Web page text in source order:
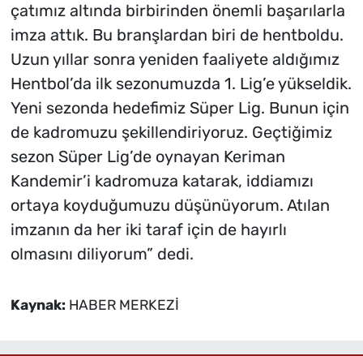
çatımız altında birbirinden önemli başarılarla
imza attık. Bu branşlardan biri de hentboldu.
Uzun yıllar sonra yeniden faaliyete aldığımız
Hentbol’da ilk sezonumuzda 1. Lig’e yükseldik.
Yeni sezonda hedefimiz Süper Lig. Bunun için
de kadromuzu şekillendiriyoruz. Geçtiğimiz
sezon Süper Lig’de oynayan Keriman
Kandemir’i kadromuza katarak, iddiamızı
ortaya koyduğumuzu düşünüyorum. Atılan
imzanın da her iki taraf için de hayırlı
olmasını diliyorum” dedi.
Kaynak: HABER MERKEZİ